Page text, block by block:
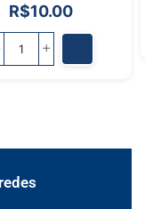
R$10.00